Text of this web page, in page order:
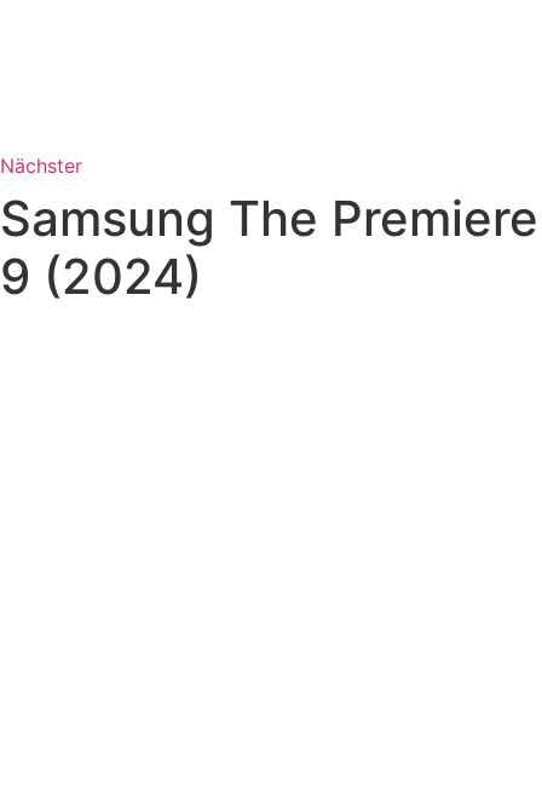
Nächster
Samsung The Premiere
9 (2024)